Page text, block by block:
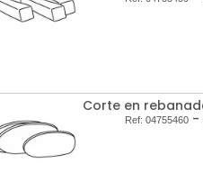
Corte en
Ref: 04755460 -